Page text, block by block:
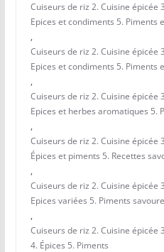
Cuiseurs de riz 2. Cuisine épicée
Epices et condiments 5. Piments
,
Cuiseurs de riz 2. Cuisine épicée
Epices et condiments 5. Piments
,
Cuiseurs de riz 2. Cuisine épicée
Epices et herbes aromatiques 5.
,
Cuiseurs de riz 2. Cuisine épicée
Épices et piments 5. Recettes
,
Cuiseurs de riz 2. Cuisine épicée
Epices variées 5. Piments
,
Cuiseurs de riz 2. Cuisine épicée
4. Épices 5. Piments